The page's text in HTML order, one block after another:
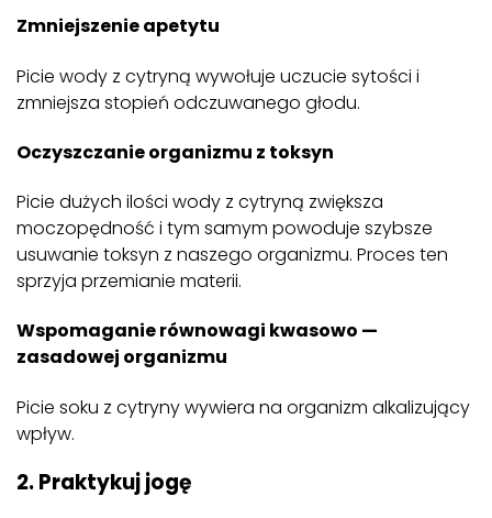
Zmniejszenie apetytu
Picie wody z cytryną wywołuje uczucie sytości i
zmniejsza stopień odczuwanego głodu.
Oczyszczanie organizmu z toksyn
Picie dużych ilości wody z cytryną zwiększa
moczopędność i tym samym powoduje szybsze
usuwanie toksyn z naszego organizmu. Proces ten
sprzyja przemianie materii.
Wspomaganie równowagi kwasowo —
zasadowej organizmu
Picie soku z cytryny wywiera na organizm alkalizujący
wpływ.
2. Praktykuj jogę